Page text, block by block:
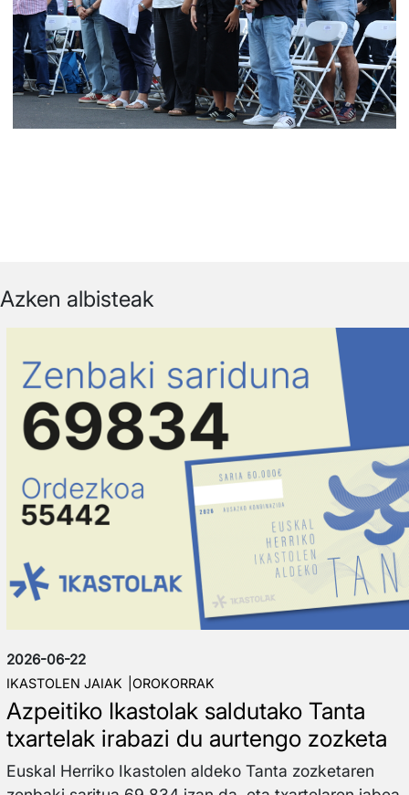
Azken albisteak
2026-06-22
IKASTOLEN JAIAK OROKORRAK
Azpeitiko Ikastolak saldutako Tanta
txartelak irabazi du aurtengo zozketa
Euskal Herriko Ikastolen aldeko Tanta zozketaren